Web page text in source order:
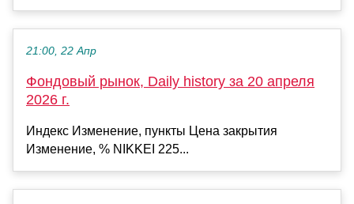
21:00, 22 Апр
Фондовый рынок, Daily history за 20 апреля
2026 г.
Индекс Изменение, пункты Цена закрытия
Изменение, % NIKKEI 225...